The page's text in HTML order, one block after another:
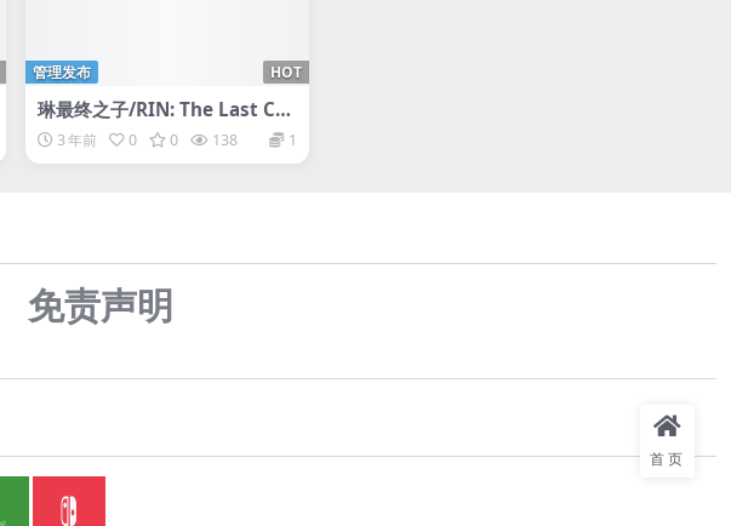
HOT
管理发布
琳最终之子/RIN: The Last Chi
ldwp
3 年前 0 0 138 1
免责声明
首页